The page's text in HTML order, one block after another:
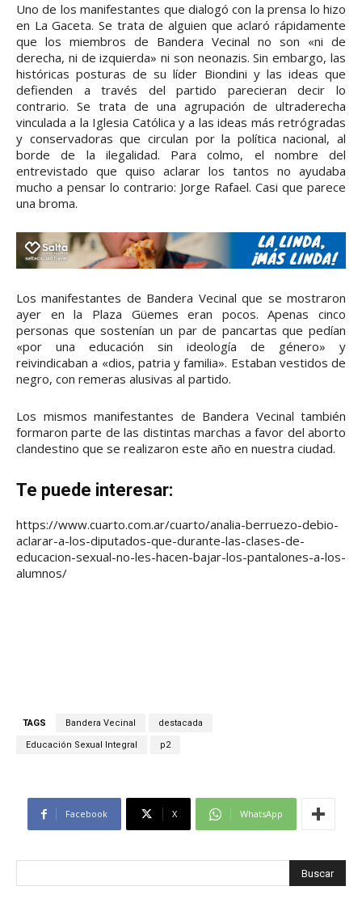
Uno de los manifestantes que dialogó con la prensa lo hizo
en La Gaceta. Se trata de alguien que aclaró rápidamente
que los miembros de Bandera Vecinal no son «ni de
derecha, ni de izquierda» ni son neonazis. Sin embargo, las
históricas posturas de su líder Biondini y las ideas que
defienden a través del partido parecieran decir lo
contrario. Se trata de una agrupación de ultraderecha
vinculada a la Iglesia Católica y a las ideas más retrógradas
y conservadoras que circulan por la política nacional, al
borde de la ilegalidad. Para colmo, el nombre del
entrevistado que quiso aclarar los tantos no ayudaba
mucho a pensar lo contrario: Jorge Rafael. Casi que parece
una broma.
Los manifestantes de Bandera Vecinal que se mostraron
ayer en la Plaza Güemes eran pocos. Apenas cinco
personas que sostenían un par de pancartas que pedían
«por una educación sin ideología de género» y
reivindicaban a «dios, patria y familia». Estaban vestidos de
negro, con remeras alusivas al partido.
Los mismos manifestantes de Bandera Vecinal también
formaron parte de las distintas marchas a favor del aborto
clandestino que se realizaron este año en nuestra ciudad.
Te puede interesar:
https://www.cuarto.com.ar/cuarto/analia-berruezo-debio-
aclarar-a-los-diputados-que-durante-las-clases-de-
educacion-sexual-no-les-hacen-bajar-los-pantalones-a-los-
alumnos/
TAGS Bandera Vecinal destacada
Educación Sexual Integral p2
Facebook X WhatsApp